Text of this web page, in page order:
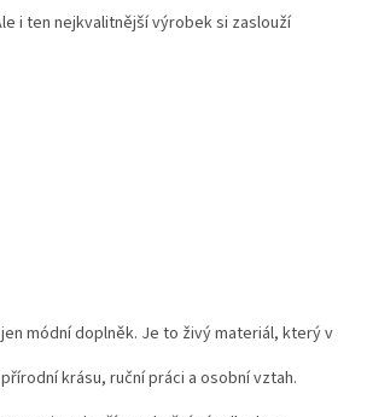
i ten nejkvalitnější výrobek si zaslouží
módní doplněk. Je to živý materiál, který v
krásu, ruční práci a osobní vztah.